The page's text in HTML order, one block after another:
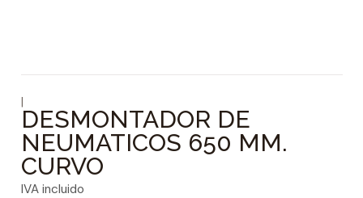
|
DESMONTADOR DE
NEUMATICOS 650 MM.
CURVO
IVA incluido